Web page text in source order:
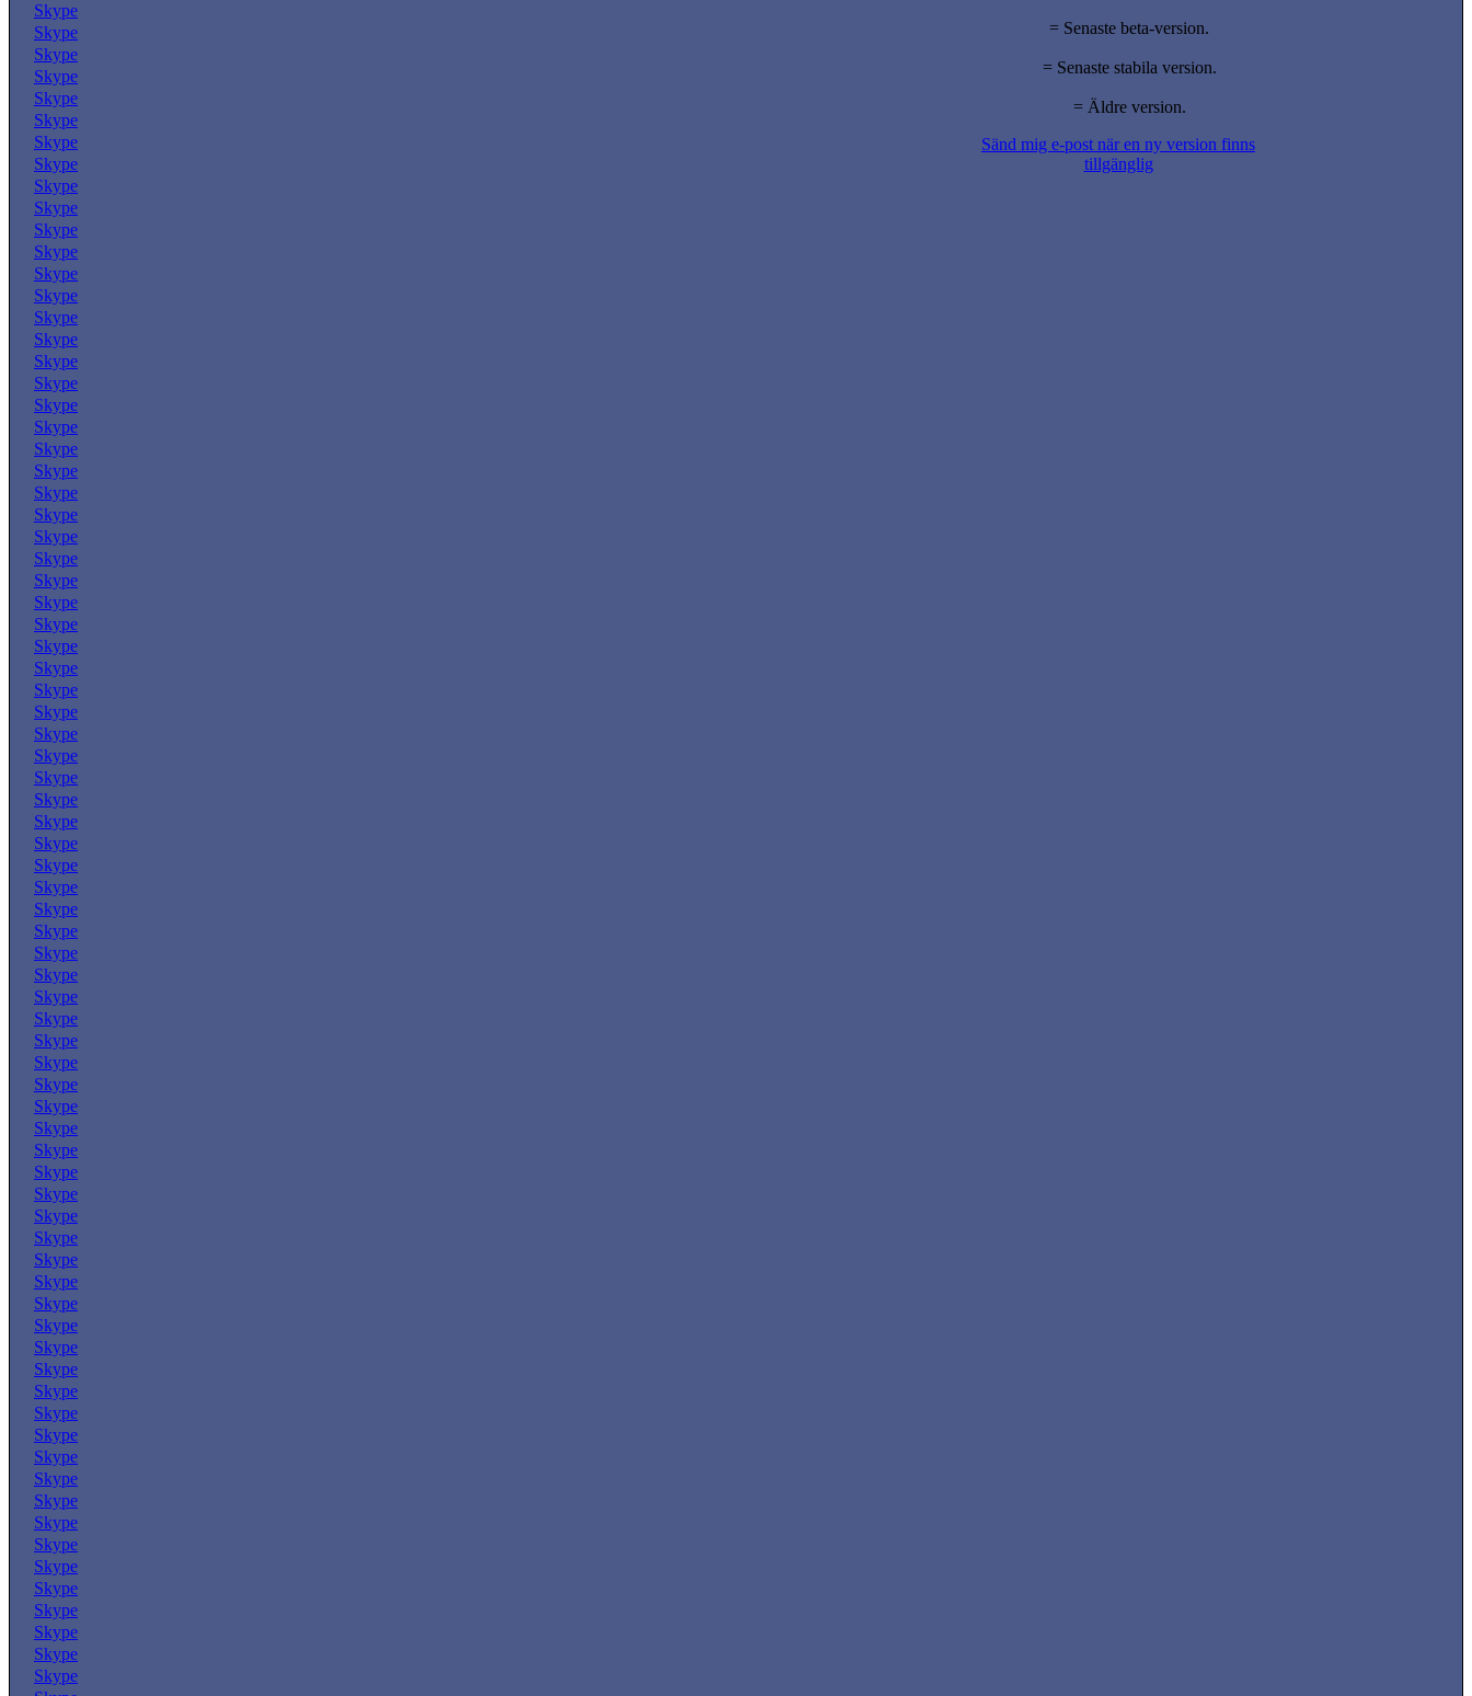
Skype
Skype
Skype
Skype
Skype
Skype
Skype
Skype
Skype
Skype
Skype
Skype
Skype
Skype
Skype
Skype
Skype
Skype
Skype
Skype
Skype
Skype
Skype
Skype
Skype
Skype
Skype
Skype
Skype
Skype
Skype
Skype
Skype
Skype
Skype
Skype
Skype
Skype
Skype
Skype
Skype
Skype
Skype
Skype
Skype
Skype
Skype
Skype
Skype
Skype
Skype
Skype
Skype
Skype
Skype
Skype
Skype
Skype
Skype
Skype
Skype
Skype
Skype
Skype
Skype
Skype
Skype
Skype
Skype
Skype
Skype
Skype
Skype
Skype
Skype
Skype
Skype
= Senaste beta-version.
= Senaste stabila version.
= Äldre version.
Sänd mig e-post när en ny version finns
tillgänglig